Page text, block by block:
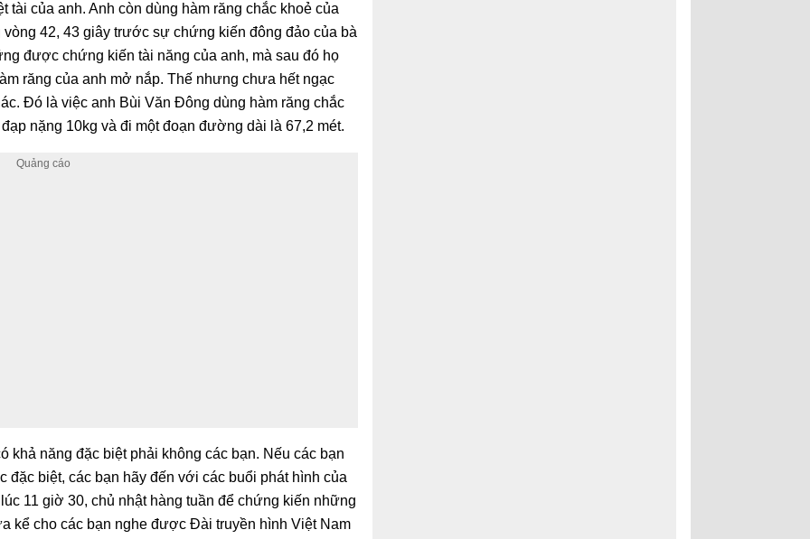
của anh. Anh còn dùng hàm răng chắc khoẻ của
42, 43 giây trước sự chứng kiến đông đảo của bà
được chứng kiến tài năng của anh, mà sau đó họ
răng của anh mở nắp. Thế nhưng chưa hết ngạc
Đó là việc anh Bùi Văn Đông dùng hàm răng chắc
nặng 10kg và đi một đoạn đường dài là 67,2 mét.
năng đặc biệt phải không các bạn. Nếu các bạn
biệt, các bạn hãy đến với các buổi phát hình của
11 giờ 30, chủ nhật hàng tuần để chứng kiến những
kể cho các bạn nghe được Đài truyền hình Việt Nam